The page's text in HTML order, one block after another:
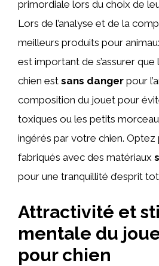
primordiale lors du choix de
Lors de l’analyse et de la
meilleurs produits pour
est important de s’assurer
chien est sans danger pour
composition du jouet pour
toxiques ou les petits
ingérés par votre chien.
fabriqués avec des matériaux
pour une tranquillité d’esprit
Attractivité et
mentale du
pour chien